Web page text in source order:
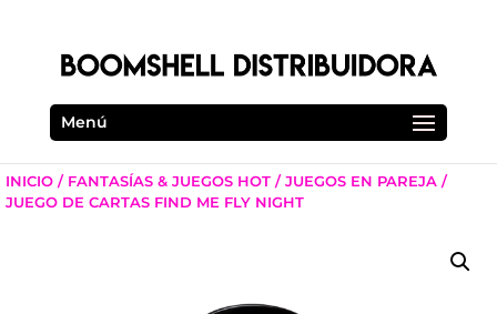
Menú
INICIO / FANTASÍAS & JUEGOS HOT /JUEGOS EN PAREJA /
JUEGO DE CARTAS FIND ME FLY NIGHT